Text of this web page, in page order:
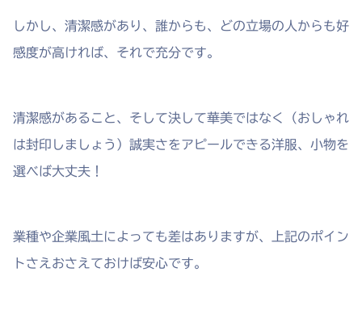
しかし、清潔感があり、誰からも、どの立場の人からも好
感度が高ければ、それで充分です。
清潔感があること、そして決して華美ではなく（おしゃれ
は封印しましょう）誠実さをアピールできる洋服、小物を
選べば大丈夫！
業種や企業風土によっても差はありますが、上記のポイン
トさえおさえておけば安心です。